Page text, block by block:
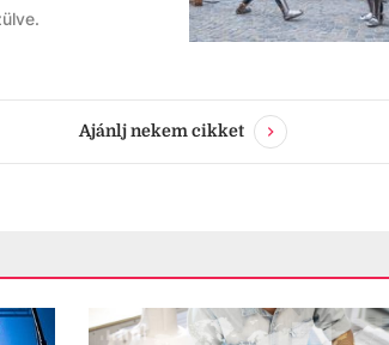
Ajánlj nekem cikket